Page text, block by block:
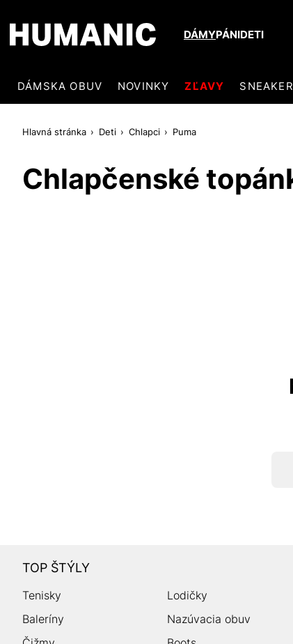
DÁMYPÁNIDETI
DÁMSKA OBUV NOVINKY ZĽAVY
Hlavná stránka Deti Chlapci Puma
Chlapčenské
TOP ŠTÝLY
Tenisky Lodičky
Baleríny
Nazúvacia obuv